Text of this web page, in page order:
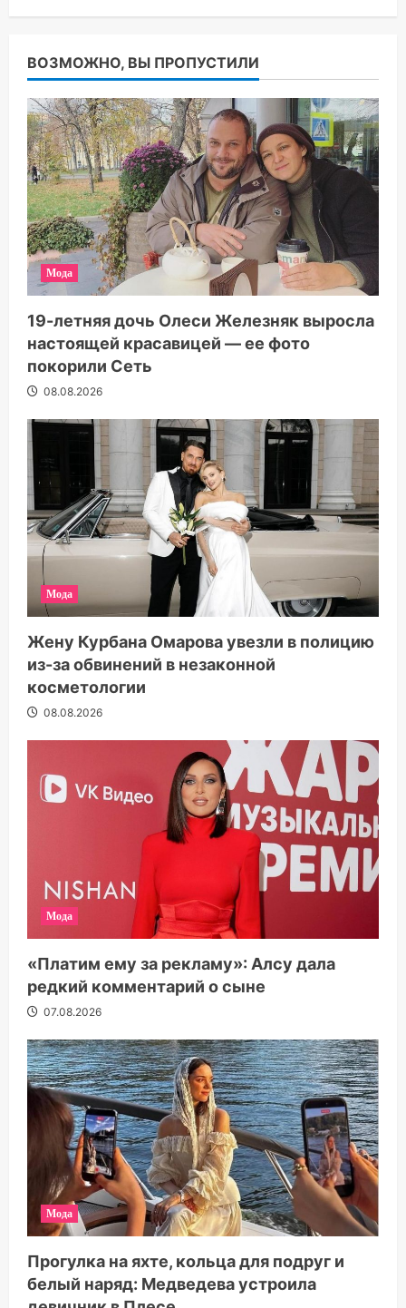
ВОЗМОЖНО, ВЫ ПРОПУСТИЛИ
Мода
19-летняя дочь Олеси Железняк выросла
настоящей красавицей — ее фото
покорили Сеть
08.08.2026
Мода
Жену Курбана Омарова увезли в полицию
из-за обвинений в незаконной
косметологии
08.08.2026
Мода
«Платим ему за рекламу»: Алсу дала
редкий комментарий о сыне
07.08.2026
Мода
Прогулка на яхте, кольца для подруг и
белый наряд: Медведева устроила